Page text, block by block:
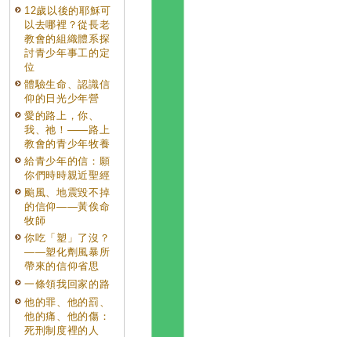
12歲以後的耶穌可
以去哪裡？從長老
教會的組織體系探
討青少年事工的定
位
體驗生命、認識信
仰的日光少年營
愛的路上，你、
我、祂！——路上
教會的青少年牧養
給青少年的信：願
你們時時親近聖經
颱風、地震毀不掉
的信仰——黃俟命
牧師
你吃「塑」了沒？
——塑化劑風暴所
帶來的信仰省思
一條領我回家的路
他的罪、他的罰、
他的痛、他的傷：
死刑制度裡的人